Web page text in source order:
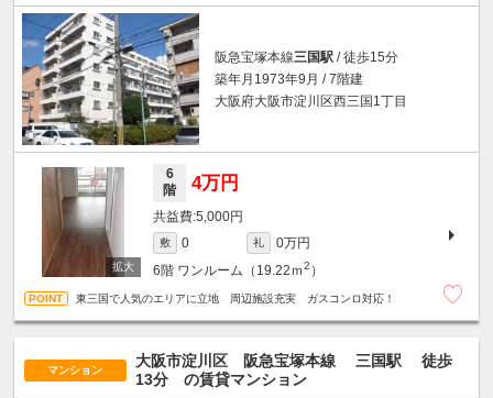
阪急宝塚本線三国駅 / 徒歩15分
築年月1973年9月 / 7階建
大阪府大阪市淀川区西三国1丁目
6
階
4万円
5,000円
敷 0 礼
0万円
6階 ワンルーム（19.22ｍ2 ）
東三国で人気のエリアに立地 周辺施設充実 ガスコンロ対応！
マンション
大阪市淀川区 阪急宝塚本線 三国駅
徒歩
13分 の賃貸マンション